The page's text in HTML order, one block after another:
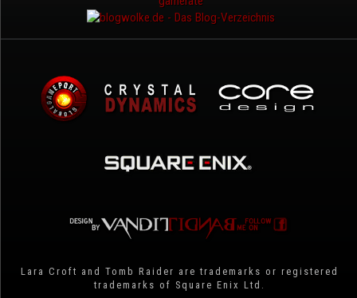
Lara Croft and Tomb Raider are trademarks or registered
trademarks of Square Enix Ltd.